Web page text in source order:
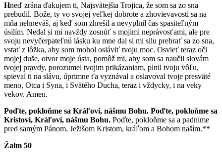
Hneď zrána ďakujem ti, Najsvätejšia Trojica, že som sa zo sna
prebudil. Bože, ty vo svojej veľkej dobrote a zhovievavosti sa na
mňa nehneváš, aj keď som zhrešil a nevyplnil čas spasiteľným
úsilím. Nedal si mi navždy zosnúť s mojimi neprávosťami, ale pre
svoju nevyčerpateľnú lásku ku mne dal si mi silu prebrať sa zo sna,
vstať z lôžka, aby som mohol osláviť tvoju moc. Osvieť teraz oči
mojej duše, otvor moje ústa, pomôž mi, aby som sa naučil slovám
tvojej pravdy, porozumel tvojim prikázaniam, plnil tvoju vôľu,
spieval ti na slávu, úprimne ťa vyznával a oslavoval tvoje presväté
meno, Otca i Syna, i Svätého Ducha, teraz i vždycky, i na veky
vekov. Amen.
Poďte, pokloňme sa Kráľovi, nášmu Bohu. Poďte, pokloňme sa
Kristovi, Kráľovi, nášmu Bohu. Poďte, pokloňme sa a padnime
pred samým Pánom, Ježišom Kristom, kráľom a Bohom naším.**
Žalm 50